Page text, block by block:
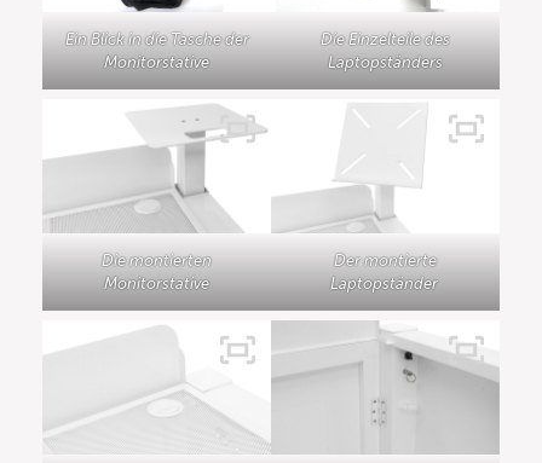
Ein Blick in die Tasche der
Monitorstative
Die Einzelteile des
Laptopständers
Die montierten
Monitorstative
Der montierte
Laptopständer